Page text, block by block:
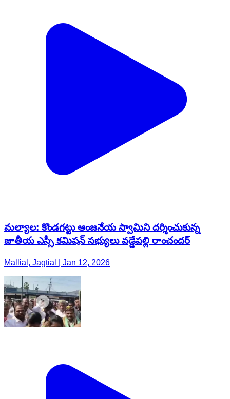
మల్యాల: కొండగట్టు ఆంజనేయ స్వామిని దర్శించుకున్న
జాతీయ ఎస్సీ కమిషన్ సభ్యులు వడ్డేపల్లి రాంచందర్
Mallial, Jagtial | Jan 12, 2026